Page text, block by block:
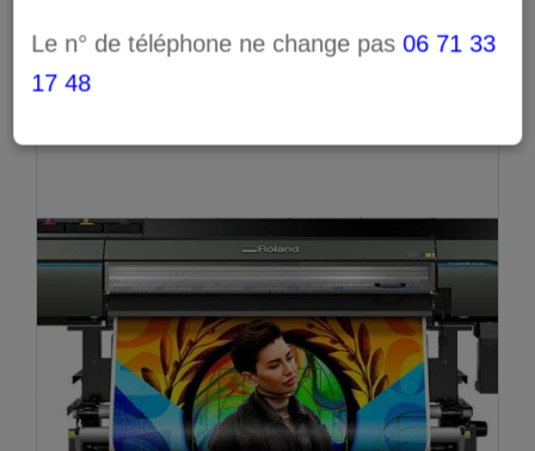
Produits similaires
Le n° de téléphone ne change pas06 71 33
17 48